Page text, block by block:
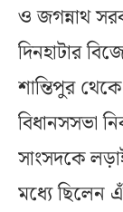
ও জগন্নাথ
দিনহাটার
শান্তিপুর
বিধানসসভা
সাংসদকে
মধ্যে ছিলেন